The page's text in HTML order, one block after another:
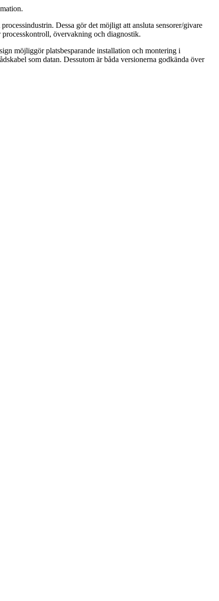
Dessa gör det möjligt att ansluta sensorer/givare
övervakning och diagnostik.
möjliggör platsbesparande installation och montering i
som datan. Dessutom är båda versionerna godkända över